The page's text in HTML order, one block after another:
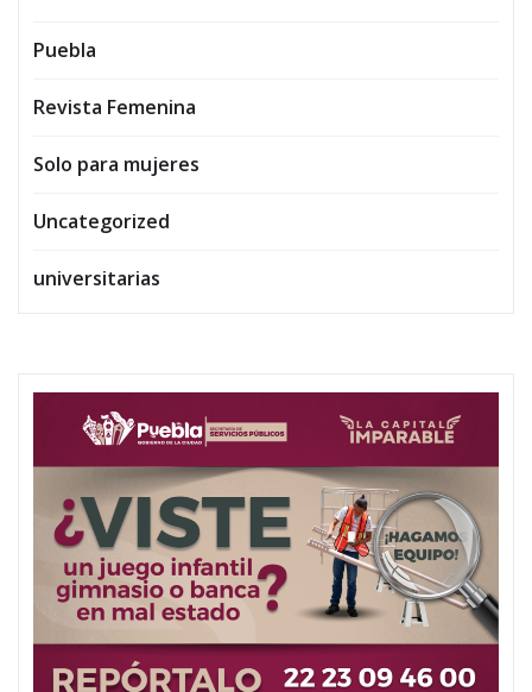
Puebla
Revista Femenina
Solo para mujeres
Uncategorized
universitarias